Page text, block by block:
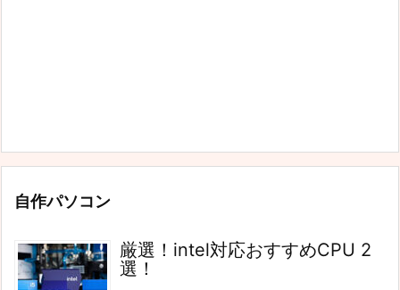
自作パソコン
厳選！intel対応おすすめCPU 2
選！